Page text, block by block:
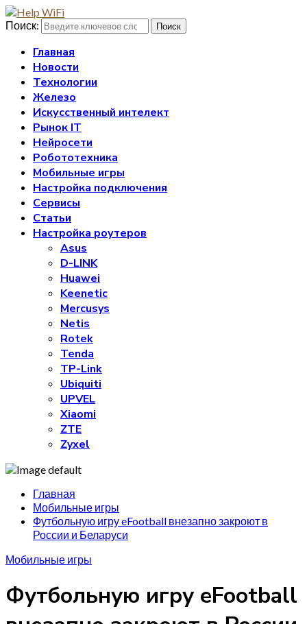
Поиск: Поиск
Главная
Новости
Технологии
Железо
Искусственный интелект
Рынок IT
Нейросети
Робототехника
Мобильные игры
Настройка подключения
Сервисы
Статьи
Настройка роутеров
Asus
D-LINK
Huawei
Keenetic
Mercusys
Netis
Rotek
Tenda
TP-Link
Ubiquiti
UPVEL
Xiaomi
ZTE
Zyxel
Главная
Мобильные игры
Футбольную игру eFootball внезапно закроют в
России и Беларуси
Мобильные игры
Футбольную игру eFootball